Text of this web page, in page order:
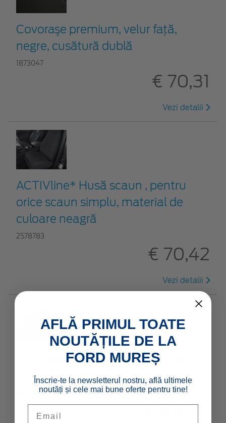
Covoraşe premium, velur faţă,
negre, cusătură dublă
1873047
€ 70,31
Vezi detalii
ACTIVline* Husă scaun , pentru
orice scaun simplu, material de
culoare neagră
2578783
€ 70,42
Vezi detalii
Covoraşe, mochetă standard faţă şi
spate, negre
1800235
€ 88,04
AFLĂ PRIMUL TOATE
NOUTĂȚILE DE LA
FORD MUREȘ
Înscrie-te la newsletterul nostru, află ultimele
noutăți și cele mai bune oferte pentru tine!